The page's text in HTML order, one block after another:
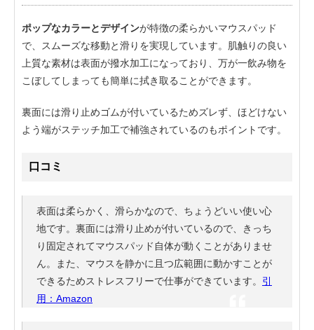
ポップなカラーとデザインが特徴の柔らかいマウスパッド
で、スムーズな移動と滑りを実現しています。肌触りの良い
上質な素材は表面が撥水加工になっており、万が一飲み物を
こぼしてしまっても簡単に拭き取ることができます。
裏面には滑り止めゴムが付いているためズレず、ほどけない
よう端がステッチ加工で補強されているのもポイントです。
口コミ
表面は柔らかく、滑らかなので、ちょうどいい使い心
地です。裏面には滑り止めが付いているので、きっち
り固定されてマウスパッド自体が動くことがありませ
ん。また、マウスを静かに且つ広範囲に動かすことが
できるためストレスフリーで仕事ができています。 引
用：Amazon